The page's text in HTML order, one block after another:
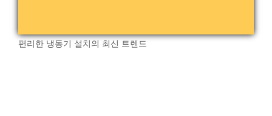
편리한 냉동기 설치의 최신 트렌드